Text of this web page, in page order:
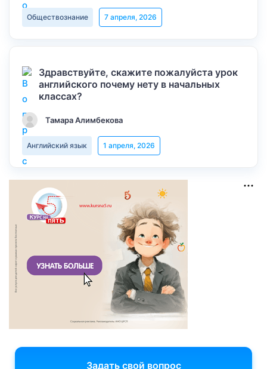
Обществознание 7 апреля, 2026
Здравствуйте, скажите пожалуйста урок
английского почему нету в начальных
классах?
Тамара Алимбекова
Английский язык 1 апреля, 2026
Задать свой вопрос